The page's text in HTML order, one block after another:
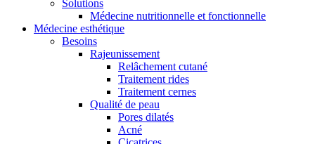
Solutions
Médecine nutritionnelle et fonctionnelle
Médecine esthétique
Besoins
Rajeunissement
Relâchement cutané
Traitement rides
Traitement cernes
Qualité de peau
Pores dilatés
Acné